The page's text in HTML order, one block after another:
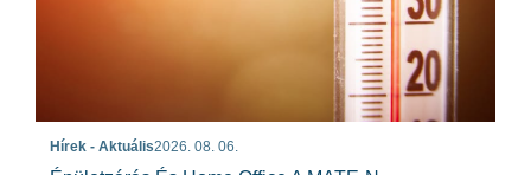
Hírek - Aktuális2026. 08. 06.